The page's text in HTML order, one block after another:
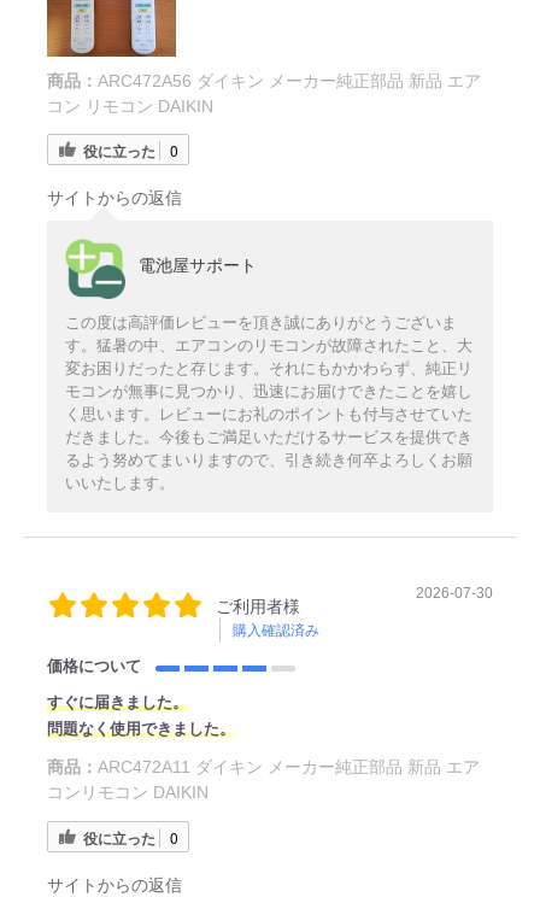
商品： ARC472A56 ダイキン メーカー純正部品 新品 エア
コン リモコン DAIKIN
役に立った 0
サイトからの返信
電池屋サポート
この度は高評価レビューを頂き誠にありがとうございま
す。猛暑の中、エアコンのリモコンが故障されたこと、大
変お困りだったと存じます。それにもかかわらず、純正リ
モコンが無事に見つかり、迅速にお届けできたことを嬉し
く思います。レビューにお礼のポイントも付与させていた
だきました。今後もご満足いただけるサービスを提供でき
るよう努めてまいりますので、引き続き何卒よろしくお願
いいたします。
ご利用者様
購入確認済み
2026-07-30
価格について
すぐに届きました。
問題なく使用できました。
商品： ARC472A11 ダイキン メーカー純正部品 新品 エア
コンリモコン DAIKIN
役に立った 0
サイトからの返信